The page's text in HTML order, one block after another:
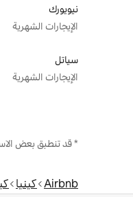
نيويورك
الإيجارات الشهرية
سياتل
الإيجارات الشهرية
* قد تنطبق بعض
Airbnb كينيا